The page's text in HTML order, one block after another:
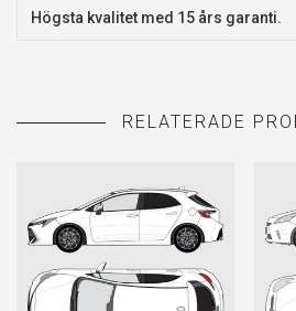
Högsta kvalitet med 15 års garanti.